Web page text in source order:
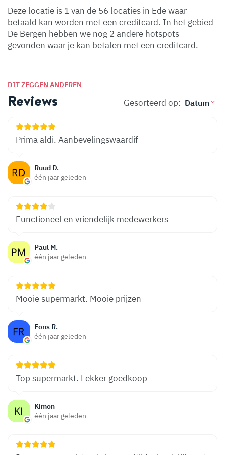
Deze locatie is 1 van de 56 locaties in Ede waar
betaald kan worden met een creditcard. In het gebied
De Bergen hebben we nog 2 andere hotspots
gevonden waar je kan betalen met een creditcard.
DIT ZEGGEN ANDEREN
Reviews Gesorteerd op:
Ruud D.
één jaar geleden
Prima aldi. Aanbevelingswaardif
Paul M.
één jaar geleden
Functioneel en vriendelijk medewerkers
Fons R.
één jaar geleden
Mooie supermarkt. Mooie prijzen
Kimon
één jaar geleden
Top supermarkt. Lekker goedkoop